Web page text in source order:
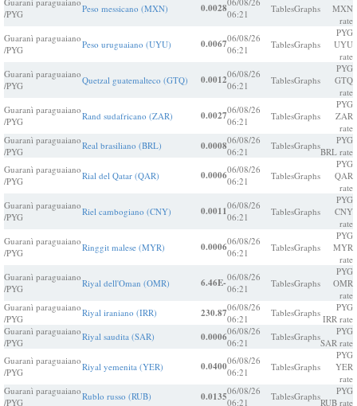
/PYG
Peso messicano (MXN) 0.002806:21
TablesGraphs
MXN
rate
Guaranì paraguaiano
/PYG
Peso uruguaiano (UYU) 0.006706/08/26
06:21
TablesGraphs
PYG
UYU
rate
Guaranì paraguaiano
/PYG
Quetzal guatemalteco (GTQ) 0.001206/08/26
06:21
TablesGraphs
PYG
GTQ
rate
Guaranì paraguaiano
/PYG
Rand sudafricano (ZAR) 0.002706/08/26
06:21
TablesGraphs
PYG
ZAR
rate
Guaranì paraguaiano
/PYG
Real brasiliano (BRL) 0.000806/08/26
06:21
TablesGraphs
PYG
BRL rate
Guaranì paraguaiano
/PYG
Rial del Qatar (QAR) 0.000606/08/26
06:21
TablesGraphs
PYG
QAR
rate
Guaranì paraguaiano
/PYG
Riel cambogiano (CNY) 0.001106/08/26
06:21
TablesGraphs
PYG
CNY
rate
Guaranì paraguaiano
/PYG
Ringgit malese (MYR) 0.000606/08/26
06:21
TablesGraphs
PYG
MYR
rate
Guaranì paraguaiano
/PYG
Riyal dell'Oman (OMR) 6.46E-06/08/26
06:21
TablesGraphs
PYG
OMR
rate
Guaranì paraguaiano
/PYG
Riyal iraniano (IRR) 230.8706/08/26
06:21
TablesGraphs
PYG
IRR rate
Guaranì paraguaiano
/PYG
Riyal saudita (SAR) 0.000606/08/26
06:21
TablesGraphs
PYG
SAR rate
Guaranì paraguaiano
/PYG
Riyal yemenita (YER) 0.040006/08/26
06:21
TablesGraphs
PYG
YER
rate
Guaranì paraguaiano
/PYG
Rublo russo (RUB) 0.013506/08/26
06:21
TablesGraphs
PYG
RUB rate